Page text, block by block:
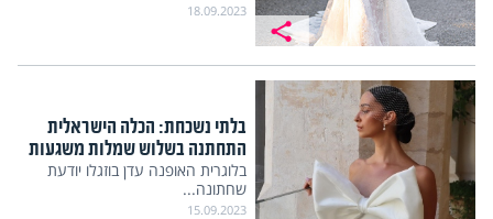
18.09.2023
בלתי נשכחת: הכלה הישראלית
התחתנה בשלוש שמלות משגעות
בלוגרית האופנה עדן בוזגלו יודעת
שחתונה...
15.09.2023